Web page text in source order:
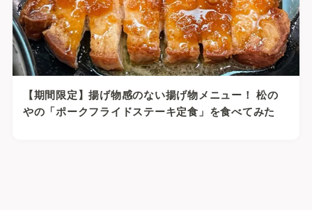
【期間限定】揚げ物感のない揚げ物メニュー！ 松の
やの「ポークフライドステーキ定食」を食べてみた